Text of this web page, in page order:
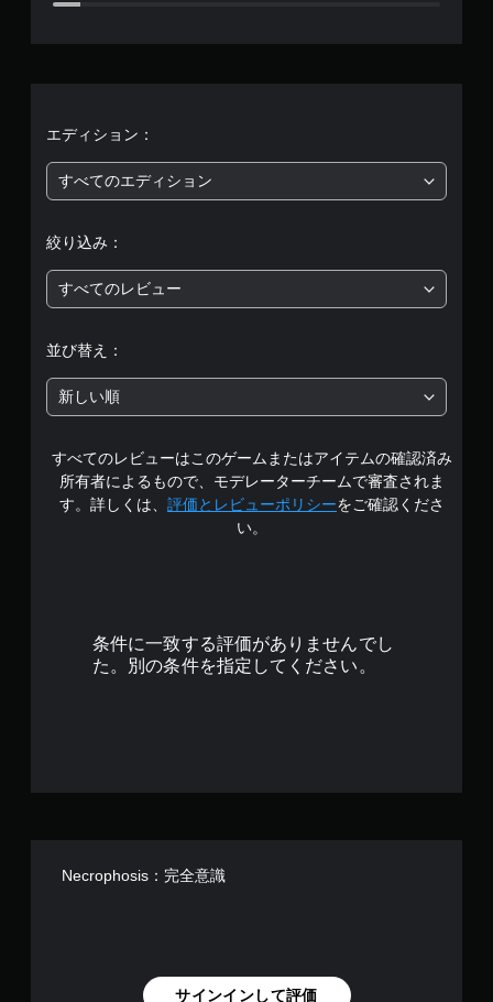
評
は
5
階
中
の
4
エディション：
すべてのエディション
絞り込み：
すべてのレビュー
並び替え：
新しい順
すべてのレビューはこのゲームまたはアイテムの確認済み
所有者によるもので、モデレーターチームで審査されま
す。詳しくは、 評価とレビューポリシーをご確認くださ
い。
条件に一致する評価がありませんでし
た。別の条件を指定してください。
Necrophosis：完全意識
サインインして評価